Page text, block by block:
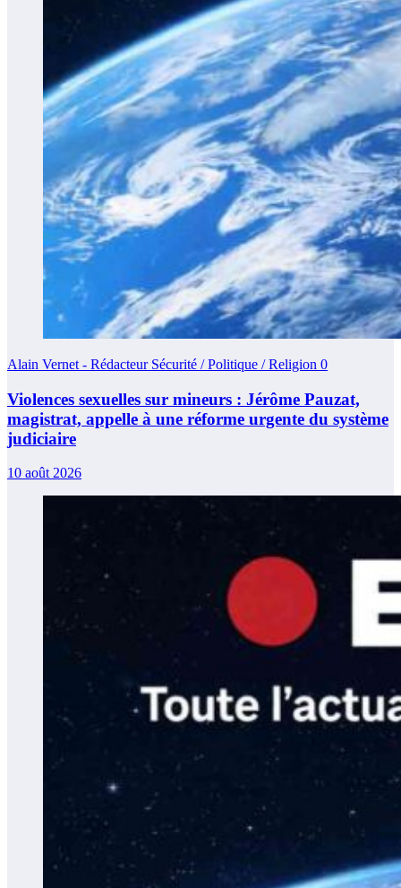
Alain Vernet - Rédacteur Sécurité / Politique / Religion 0
Violences sexuelles sur mineurs : Jérôme Pauzat,
magistrat, appelle à une réforme urgente du système
judiciaire
10 août 2026